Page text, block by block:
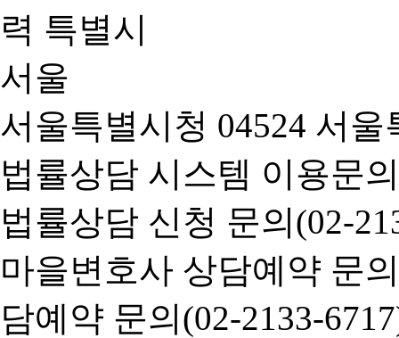
서울특별시청 04524 서
법률상담 시스템 이용문
법률상담 신청 문의(02-
마을변호사 상담예약 문
담예약 문의(02-2133-